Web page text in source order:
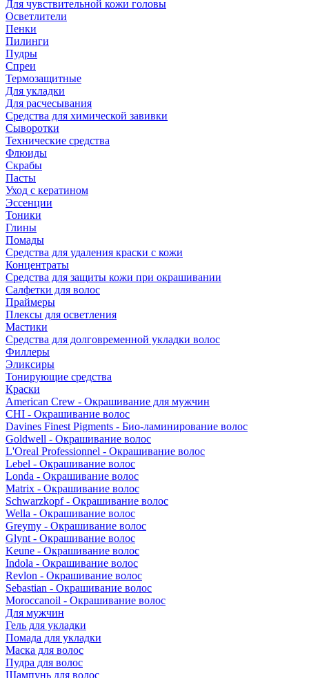
Для чувствительной кожи головы
Осветлители
Пенки
Пилинги
Пудры
Спреи
Термозащитные
Для укладки
Для расчесывания
Средства для химической завивки
Сыворотки
Технические средства
Флюиды
Скрабы
Пасты
Уход с кератином
Эссенции
Тоники
Глины
Помады
Средства для удаления краски с кожи
Концентраты
Средства для защиты кожи при окрашивании
Салфетки для волос
Праймеры
Плексы для осветления
Мастики
Средства для долговременной укладки волос
Филлеры
Эликсиры
Тонирующие средства
Краски
American Crew - Окрашивание для мужчин
CHI - Окрашивание волос
Davines Finest Pigments - Био-ламинирование волос
Goldwell - Окрашивание волос
L'Oreal Professionnel - Окрашивание волос
Lebel - Окрашивание волос
Londa - Окрашивание волос
Matrix - Окрашивание волос
Schwarzkopf - Окрашивание волос
Wella - Окрашивание волос
Greymy - Окрашивание волос
Glynt - Окрашивание волос
Keune - Окрашивание волос
Indola - Окрашивание волос
Revlon - Окрашивание волос
Sebastian - Окрашивание волос
Moroccanoil - Окрашивание волос
Для мужчин
Гель для укладки
Помада для укладки
Маска для волос
Пудра для волос
Шампунь для волос